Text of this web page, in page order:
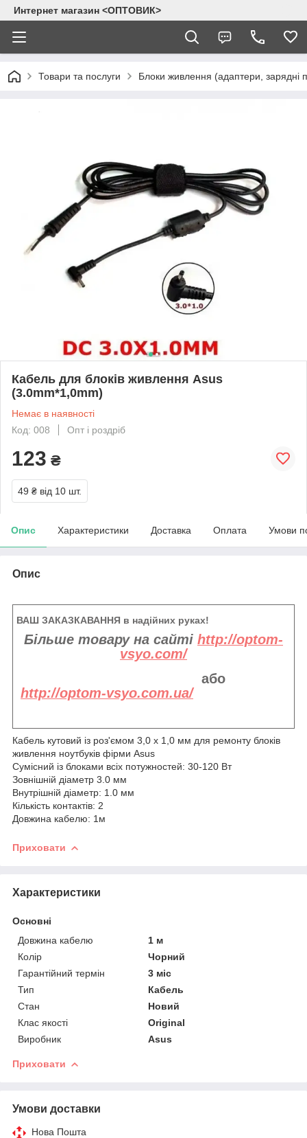
Интернет магазин <ОПТОВИК>
Товари та послуги Блоки живлення (адаптери, зарядні
Кабель для блоків живлення Asus
(3.0mm*1,0mm)
Немає в наявності
Код: 008
Опт і роздріб
123 ₴
49 ₴ від 10 шт.
Опис Характеристики Доставка Оплата Умови
Опис
ВАШ ЗАКАЗКАВАННЯ в надійних руках!
Більше товару на сайті http://optom-
vsyo.com/
або
http://optom-vsyo.com.ua/
Кабель кутовий із роз'ємом 3,0 x 1,0 мм для ремонту блоків
живлення ноутбуків фірми Asus
Сумісний із блоками всіх потужностей: 30-120 Вт
Зовнішній діаметр 3.0 мм
Внутрішній діаметр: 1.0 мм
Кількість контактів: 2
Довжина кабелю: 1м
Приховати
Характеристики
Основні
Довжина кабелю
1 м
Колір
Чорний
Гарантійний термін
3 міс
Тип
Кабель
Стан
Новий
Клас якості
Original
Виробник
Asus
Приховати
Умови доставки
Нова Пошта